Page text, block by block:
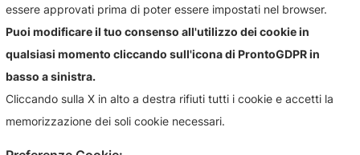
essere approvati prima di poter essere impostati nel browser.
Puoi modificare il tuo consenso all'utilizzo dei cookie in
qualsiasi momento cliccando sull'icona di ProntoGDPR in
basso a sinistra.
Cliccando sulla X in alto a destra rifiuti tutti i cookie e accetti la
memorizzazione dei soli cookie necessari.